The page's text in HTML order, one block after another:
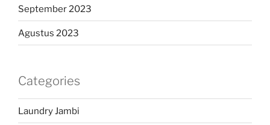
September 2023
Agustus 2023
Categories
Laundry Jambi